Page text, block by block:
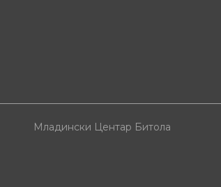
Младински Центар Битола